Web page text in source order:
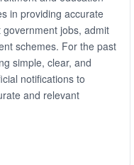
in providing accurate
jobs, admit
schemes. For the past
simple, clear, and
notifications to
and relevant